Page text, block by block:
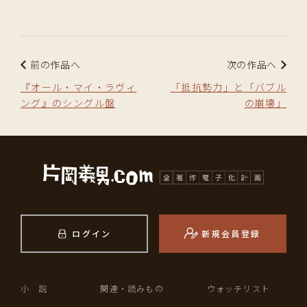
前の作品へ
『オール・マイ・ラヴィ
ング』のシングル盤
次の作品へ
「抵抗勢力」と「バブル
の崩壊」
ログイン 新規会員登録
小 説 関連・読みもの ウォッチリスト